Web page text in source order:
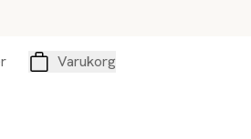
Varukorg